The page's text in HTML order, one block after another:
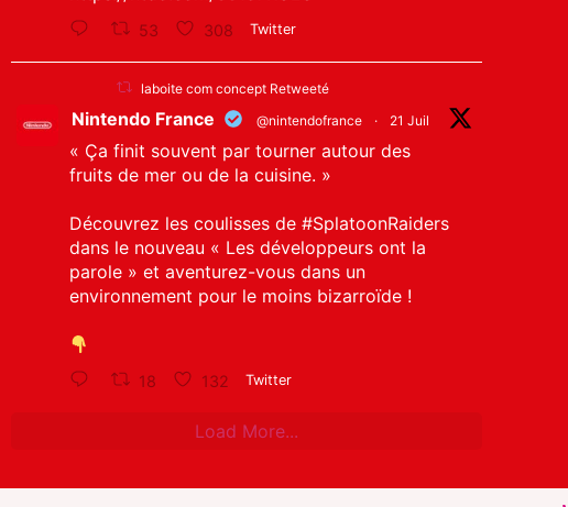
53 308 Twitter
laboite com concept Retweeté
Nintendo France @nintendofrance · 21 Juil
« Ça finit souvent par tourner autour des
fruits de mer ou de la cuisine. »
Découvrez les coulisses de #SplatoonRaiders
dans le nouveau « Les développeurs ont la
parole » et aventurez-vous dans un
environnement pour le moins bizarroïde !
18 132 Twitter
Load More...